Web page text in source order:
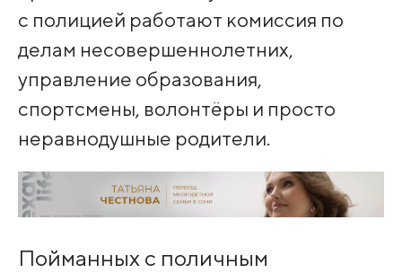
с полицией работают комиссия по
делам несовершеннолетних,
управление образования,
спортсмены, волонтёры и просто
неравнодушные родители.
Пойманных с поличным